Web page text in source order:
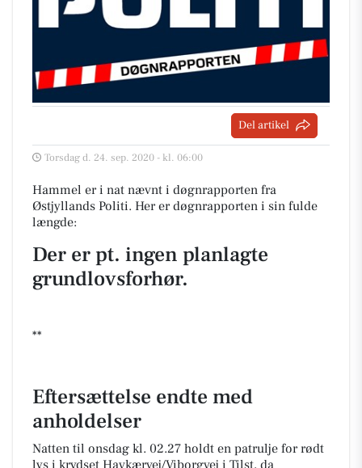
Del artikel
Torsdag d. 24. sep. 2020 - kl. 06:00
Hammel er i nat nævnt i døgnrapporten fra
Østjyllands Politi. Her er døgnrapporten i sin fulde
længde:
Der er pt. ingen planlagte
grundlovsforhør.
**
Eftersættelse endte med
anholdelser
Natten til onsdag kl. 02.27 holdt en patrulje for rødt
lys i krydset Havkærvej/Viborgvej i Tilst, da